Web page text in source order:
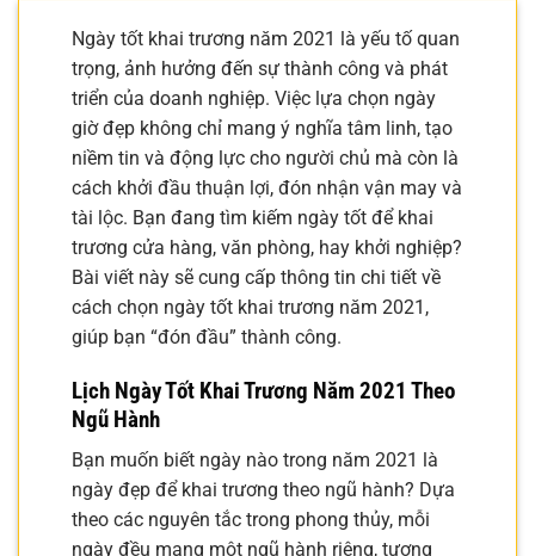
Ngày tốt khai trương năm 2021 là yếu tố quan
trọng, ảnh hưởng đến sự thành công và phát
triển của doanh nghiệp. Việc lựa chọn ngày
giờ đẹp không chỉ mang ý nghĩa tâm linh, tạo
niềm tin và động lực cho người chủ mà còn là
cách khởi đầu thuận lợi, đón nhận vận may và
tài lộc. Bạn đang tìm kiếm ngày tốt để khai
trương cửa hàng, văn phòng, hay khởi nghiệp?
Bài viết này sẽ cung cấp thông tin chi tiết về
cách chọn ngày tốt khai trương năm 2021,
giúp bạn “đón đầu” thành công.
Lịch Ngày Tốt Khai Trương Năm 2021 Theo
Ngũ Hành
Bạn muốn biết ngày nào trong năm 2021 là
ngày đẹp để khai trương theo ngũ hành? Dựa
theo các nguyên tắc trong phong thủy, mỗi
ngày đều mang một ngũ hành riêng, tương